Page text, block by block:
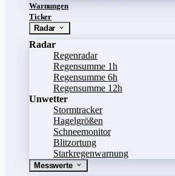
Warnungen
Ticker
Radar
Radar
Regenradar
Regensumme 1h
Regensumme 6h
Regensumme 12h
Unwetter
Stormtracker
Hagelgrößen
Schneemonitor
Blitzortung
Starkregenwarnung
Messwerte